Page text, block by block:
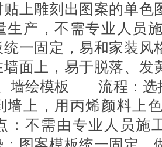
贴上雕刻出图案的单
生产，不需专业人
一固定，易和家装风
面上，易于脱落、发
绘模板 流程：选择
墙上，用丙烯颜料上
需由专业人员施